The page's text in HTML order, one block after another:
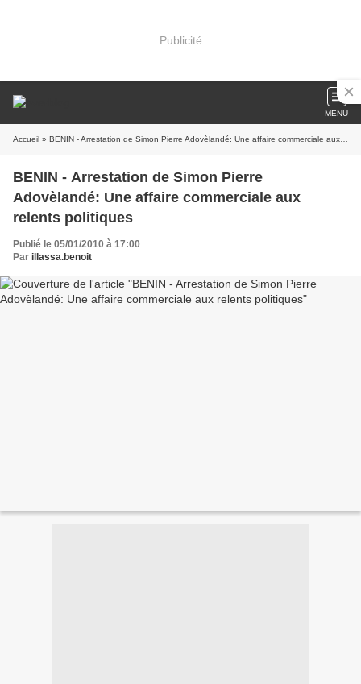
Publicité
MENU
Accueil » BENIN - Arrestation de Simon Pierre Adovèlandé: Une affaire commerciale aux relents politiques
BENIN - Arrestation de Simon Pierre
Adovèlandé: Une affaire commerciale aux
relents politiques
Publié le 05/01/2010 à 17:00
Par illassa.benoit